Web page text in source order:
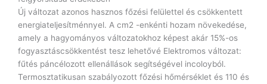
Új változat azonos hasznos főzési felülettel és csökkentett
energiateljesítménnyel. A cm2 -enkénti hozam növekedése,
amely a hagyományos változatokhoz képest akár 15%-os
fogyasztáscsökkentést tesz lehetővé Elektromos változat:
fűtés páncélozott ellenállások segítségével incoloyból.
Termosztatikusan szabályozott főzési hőmérséklet és 110 és